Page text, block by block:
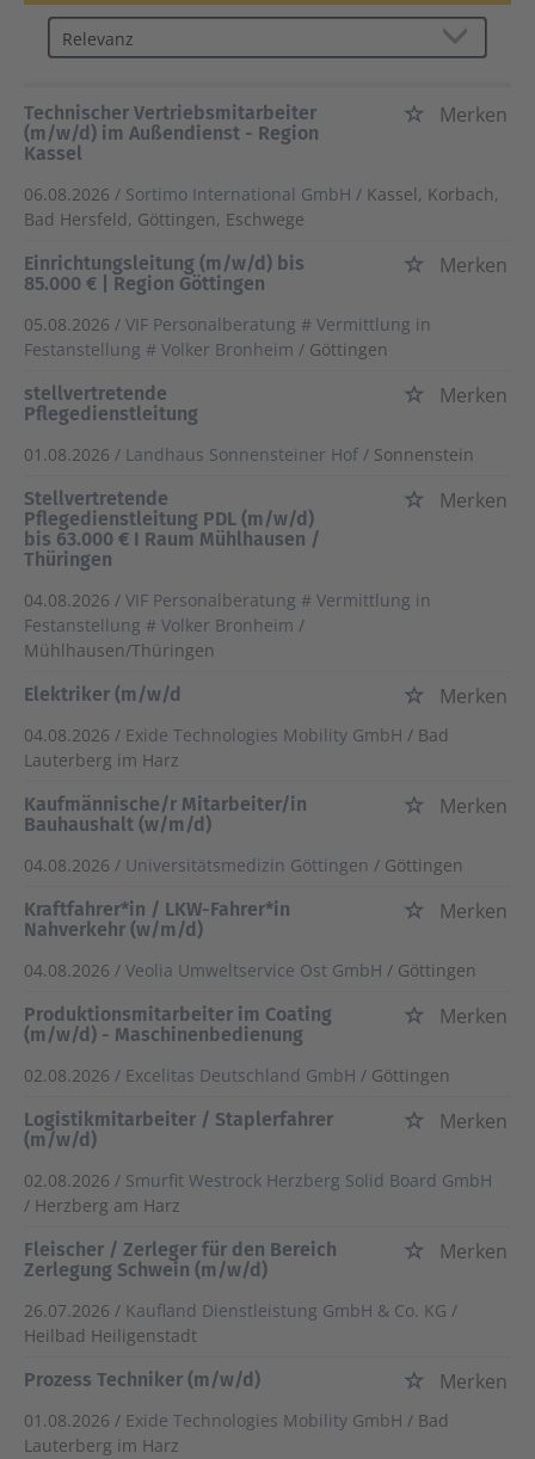
Technischer Vertriebsmitarbeiter
(m/w/d) im Außendienst - Region
Kassel
Merken
06.08.2026 / Sortimo International GmbH / Kassel, Korbach,
Bad Hersfeld, Göttingen, Eschwege
Einrichtungsleitung (m/w/d) bis
85.000 € | Region Göttingen
Merken
05.08.2026 / VIF Personalberatung # Vermittlung in
Festanstellung # Volker Bronheim / Göttingen
stellvertretende
Pflegedienstleitung
Merken
01.08.2026 / Landhaus Sonnensteiner Hof / Sonnenstein
Stellvertretende
Pflegedienstleitung PDL (m/w/d)
bis 63.000 € I Raum Mühlhausen /
Thüringen
Merken
04.08.2026 / VIF Personalberatung # Vermittlung in
Festanstellung # Volker Bronheim /
Mühlhausen/Thüringen
Elektriker (m/w/d
Merken
04.08.2026 / Exide Technologies Mobility GmbH / Bad
Lauterberg im Harz
Kaufmännische/r Mitarbeiter/in
Bauhaushalt (w/m/d)
Merken
04.08.2026 / Universitätsmedizin Göttingen / Göttingen
Kraftfahrer*in / LKW-Fahrer*in
Nahverkehr (w/m/d)
Merken
04.08.2026 / Veolia Umweltservice Ost GmbH / Göttingen
Produktionsmitarbeiter im Coating
(m/w/d) - Maschinenbedienung
Merken
02.08.2026 / Excelitas Deutschland GmbH / Göttingen
Logistikmitarbeiter / Staplerfahrer
(m/w/d)
Merken
02.08.2026 / Smurfit Westrock Herzberg Solid Board GmbH
/ Herzberg am Harz
Fleischer / Zerleger für den Bereich
Zerlegung Schwein (m/w/d)
Merken
26.07.2026 / Kaufland Dienstleistung GmbH & Co. KG /
Heilbad Heiligenstadt
Prozess Techniker (m/w/d)
Merken
01.08.2026 / Exide Technologies Mobility GmbH / Bad
Lauterberg im Harz